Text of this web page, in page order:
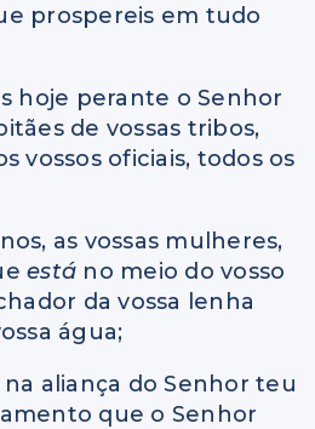
prospereis em tudo
hoje perante o Senhor
de vossas tribos,
vossos oficiais, todos os
as vossas mulheres,
está no meio do vosso
da vossa lenha
água;
na aliança do Senhor teu
que o Senhor